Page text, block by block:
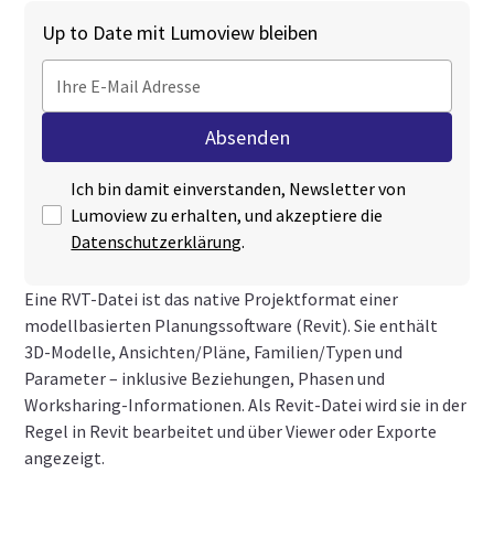
Eine RVT‑Datei ist das native Projektformat einer
modellbasierten Planungssoftware (Revit). Sie enthält
3D‑Modelle, Ansichten/Pläne, Familien/Typen und
Parameter – inklusive Beziehungen, Phasen und
Worksharing‑Informationen. Als Revit‑Datei wird sie in der
Regel in Revit bearbeitet und über Viewer oder Exporte
angezeigt.
Up to Date mit Lumoview bleiben
Ich bin damit einverstanden, Newsletter von
Lumoview zu erhalten, und akzeptiere die
Datenschutzerklärung.